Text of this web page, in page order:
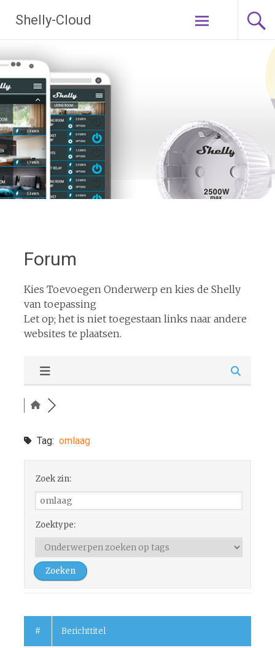
naar
de
Shelly-Cloud
Forum
Kies Toevoegen Onderwerp en kies de Shelly
van toepassing
Let op; het is niet toegestaan links naar andere
websites te plaatsen.
Tag: omlaag
Zoek zin:
Zoektype:
# Berichttitel